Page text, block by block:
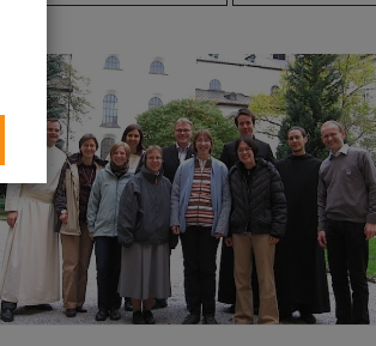
Personen
Aug 2026
Jul 2026
Jun 2026
Mai 2026
Apr 2026
Mär 2026
Feb 2026
Jan 2026
Dez 2025